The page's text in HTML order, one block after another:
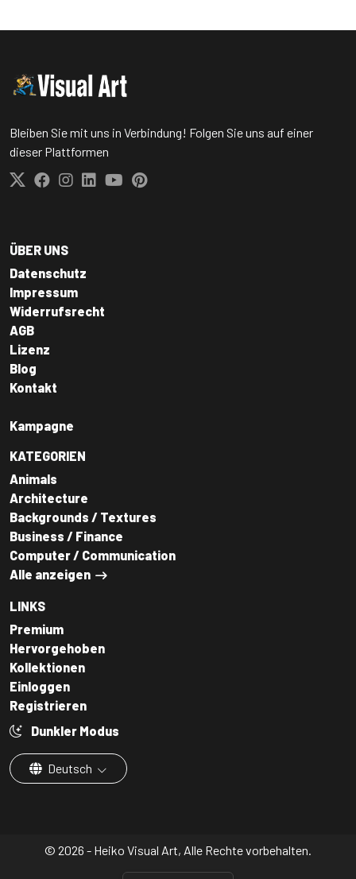
Bleiben Sie mit uns in Verbindung! Folgen Sie uns auf einer
dieser Plattformen
ÜBER UNS
Datenschutz
Impressum
Widerrufsrecht
AGB
Lizenz
Blog
Kontakt
Kampagne
KATEGORIEN
Animals
Architecture
Backgrounds / Textures
Business / Finance
Computer / Communication
Alle anzeigen
LINKS
Premium
Hervorgehoben
Kollektionen
Einloggen
Registrieren
Dunkler Modus
Deutsch
© 2026 - Heiko Visual Art, Alle Rechte vorbehalten.